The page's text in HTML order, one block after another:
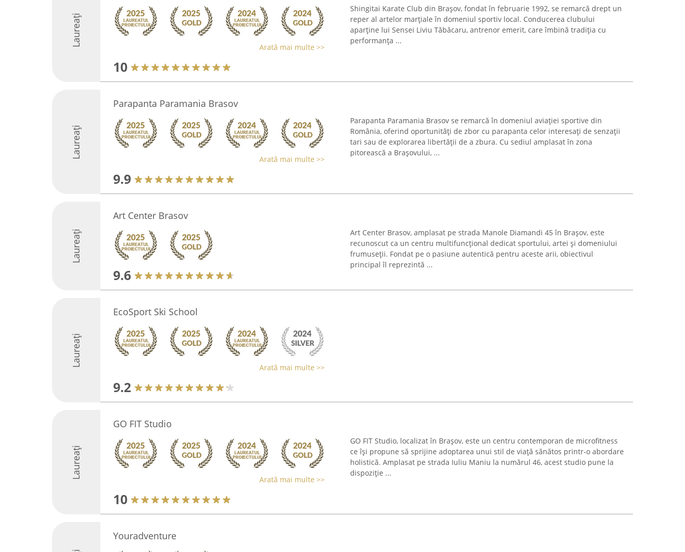
Laureați Arată mai multe >>
10
Shingitai Karate Club din Brașov, fondat în februarie 1992, se remarcă drept un
reper al artelor marțiale în domeniul sportiv local. Conducerea clubului
aparține lui Sensei Liviu Tăbăcaru, antrenor emerit, care îmbină tradiția cu
performanța ...
Laureați
Parapanta Paramania Brasov
Arată mai multe >>
9.9
Parapanta Paramania Brasov se remarcă în domeniul aviației sportive din
România, oferind oportunități de zbor cu parapanta celor interesați de senzații
tari sau de explorarea libertății de a zbura. Cu sediul amplasat în zona
pitorească a Brașovului, ...
Laureați
Art Center Brasov
9.6
Art Center Brasov, amplasat pe strada Manole Diamandi 45 în Brașov, este
recunoscut ca un centru multifuncțional dedicat sportului, artei și domeniului
frumuseții. Fondat pe o pasiune autentică pentru aceste arii, obiectivul
principal îl reprezintă ...
Laureați
EcoSport Ski School
Arată mai multe >>
9.2
Laureați
GO FIT Studio
Arată mai multe >>
10
GO FIT Studio, localizat în Brașov, este un centru contemporan de microfitness
ce își propune să sprijine adoptarea unui stil de viață sănătos printr-o abordare
holistică. Amplasat pe strada Iuliu Maniu la numărul 46, acest studio pune la
dispoziție ...
Youradventure